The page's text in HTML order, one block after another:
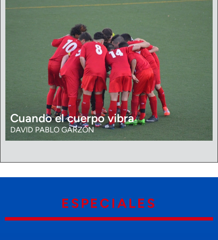
Cuando el cuerpo vibra
DAVID PABLO GARZÓN
ESPECIALES